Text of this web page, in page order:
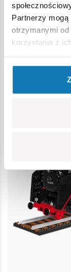
Partnerzy mogą
otrzymanymi
korzystania z
(ryzyko
celach
kolorów i